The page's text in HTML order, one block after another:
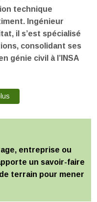
entreprise ou
un savoir-faire
terrain pour mener
technique
Ingénieur
il s’est spécialisé
consolidant ses
génie civil à l’INSA